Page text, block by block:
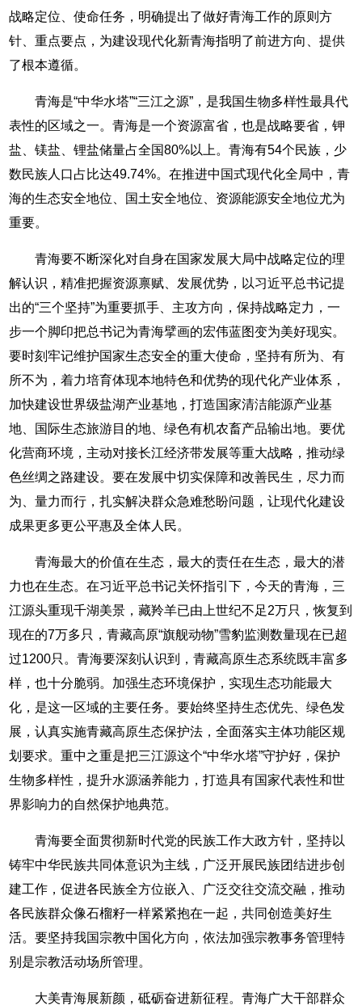
战略定位、使命任务，明确提出了做好青海工作的原则方
针、重点要点，为建设现代化新青海指明了前进方向、提供
了根本遵循。
青海是“中华水塔”“三江之源”，是我国生物多样性最具代
表性的区域之一。青海是一个资源富省，也是战略要省，钾
盐、镁盐、锂盐储量占全国80%以上。青海有54个民族，少
数民族人口占比达49.74%。在推进中国式现代化全局中，青
海的生态安全地位、国土安全地位、资源能源安全地位尤为
重要。
青海要不断深化对自身在国家发展大局中战略定位的理
解认识，精准把握资源禀赋、发展优势，以习近平总书记提
出的“三个坚持”为重要抓手、主攻方向，保持战略定力，一
步一个脚印把总书记为青海擘画的宏伟蓝图变为美好现实。
要时刻牢记维护国家生态安全的重大使命，坚持有所为、有
所不为，着力培育体现本地特色和优势的现代化产业体系，
加快建设世界级盐湖产业基地，打造国家清洁能源产业基
地、国际生态旅游目的地、绿色有机农畜产品输出地。要优
化营商环境，主动对接长江经济带发展等重大战略，推动绿
色丝绸之路建设。要在发展中切实保障和改善民生，尽力而
为、量力而行，扎实解决群众急难愁盼问题，让现代化建设
成果更多更公平惠及全体人民。
青海最大的价值在生态，最大的责任在生态，最大的潜
力也在生态。在习近平总书记关怀指引下，今天的青海，三
江源头重现千湖美景，藏羚羊已由上世纪不足2万只，恢复到
现在的7万多只，青藏高原“旗舰动物”雪豹监测数量现在已超
过1200只。青海要深刻认识到，青藏高原生态系统既丰富多
样，也十分脆弱。加强生态环境保护，实现生态功能最大
化，是这一区域的主要任务。要始终坚持生态优先、绿色发
展，认真实施青藏高原生态保护法，全面落实主体功能区规
划要求。重中之重是把三江源这个“中华水塔”守护好，保护
生物多样性，提升水源涵养能力，打造具有国家代表性和世
界影响力的自然保护地典范。
青海要全面贯彻新时代党的民族工作大政方针，坚持以
铸牢中华民族共同体意识为主线，广泛开展民族团结进步创
建工作，促进各民族全方位嵌入、广泛交往交流交融，推动
各民族群众像石榴籽一样紧紧抱在一起，共同创造美好生
活。要坚持我国宗教中国化方向，依法加强宗教事务管理特
别是宗教活动场所管理。
大美青海展新颜，砥砺奋进新征程。青海广大干部群众